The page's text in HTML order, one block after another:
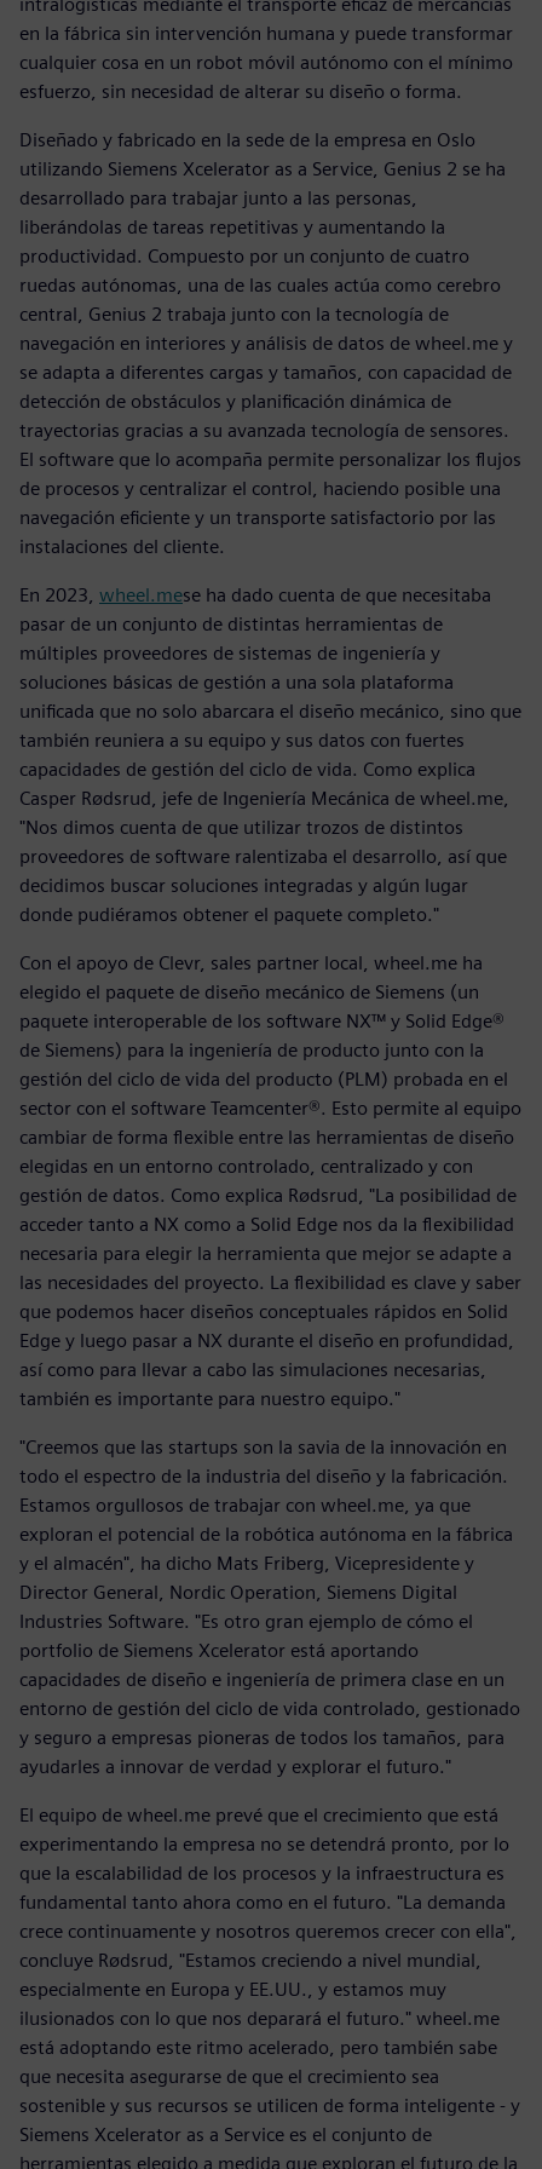
en la fábrica sin intervención humana y puede transformar
cualquier cosa en un robot móvil autónomo con el mínimo
esfuerzo, sin necesidad de alterar su diseño o forma.
Diseñado y fabricado en la sede de la empresa en Oslo
utilizando Siemens Xcelerator as a Service, Genius 2 se ha
desarrollado para trabajar junto a las personas,
liberándolas de tareas repetitivas y aumentando la
productividad. Compuesto por un conjunto de cuatro
ruedas autónomas, una de las cuales actúa como cerebro
central, Genius 2 trabaja junto con la tecnología de
navegación en interiores y análisis de datos de wheel.me y
se adapta a diferentes cargas y tamaños, con capacidad de
detección de obstáculos y planificación dinámica de
trayectorias gracias a su avanzada tecnología de sensores.
El software que lo acompaña permite personalizar los flujos
de procesos y centralizar el control, haciendo posible una
navegación eficiente y un transporte satisfactorio por las
instalaciones del cliente.
En 2023, wheel.mese ha dado cuenta de que necesitaba
pasar de un conjunto de distintas herramientas de
múltiples proveedores de sistemas de ingeniería y
soluciones básicas de gestión a una sola plataforma
unificada que no solo abarcara el diseño mecánico, sino que
también reuniera a su equipo y sus datos con fuertes
capacidades de gestión del ciclo de vida. Como explica
Casper Rødsrud, jefe de Ingeniería Mecánica de wheel.me,
"Nos dimos cuenta de que utilizar trozos de distintos
proveedores de software ralentizaba el desarrollo, así que
decidimos buscar soluciones integradas y algún lugar
donde pudiéramos obtener el paquete completo."
Con el apoyo de Clevr, sales partner local, wheel.me ha
elegido el paquete de diseño mecánico de Siemens (un
paquete interoperable de los software NX™ y Solid Edge®
de Siemens) para la ingeniería de producto junto con la
gestión del ciclo de vida del producto (PLM) probada en el
sector con el software Teamcenter®. Esto permite al equipo
cambiar de forma flexible entre las herramientas de diseño
elegidas en un entorno controlado, centralizado y con
gestión de datos. Como explica Rødsrud, "La posibilidad de
acceder tanto a NX como a Solid Edge nos da la flexibilidad
necesaria para elegir la herramienta que mejor se adapte a
las necesidades del proyecto. La flexibilidad es clave y saber
que podemos hacer diseños conceptuales rápidos en Solid
Edge y luego pasar a NX durante el diseño en profundidad,
así como para llevar a cabo las simulaciones necesarias,
también es importante para nuestro equipo."
"Creemos que las startups son la savia de la innovación en
todo el espectro de la industria del diseño y la fabricación.
Estamos orgullosos de trabajar con wheel.me, ya que
exploran el potencial de la robótica autónoma en la fábrica
y el almacén", ha dicho Mats Friberg, Vicepresidente y
Director General, Nordic Operation, Siemens Digital
Industries Software. "Es otro gran ejemplo de cómo el
portfolio de Siemens Xcelerator está aportando
capacidades de diseño e ingeniería de primera clase en un
entorno de gestión del ciclo de vida controlado, gestionado
y seguro a empresas pioneras de todos los tamaños, para
ayudarles a innovar de verdad y explorar el futuro."
El equipo de wheel.me prevé que el crecimiento que está
experimentando la empresa no se detendrá pronto, por lo
que la escalabilidad de los procesos y la infraestructura es
fundamental tanto ahora como en el futuro. "La demanda
crece continuamente y nosotros queremos crecer con ella",
concluye Rødsrud, "Estamos creciendo a nivel mundial,
especialmente en Europa y EE.UU., y estamos muy
ilusionados con lo que nos deparará el futuro." wheel.me
está adoptando este ritmo acelerado, pero también sabe
que necesita asegurarse de que el crecimiento sea
sostenible y sus recursos se utilicen de forma inteligente - y
Siemens Xcelerator as a Service es el conjunto de
herramientas elegido a medida que exploran el futuro de la